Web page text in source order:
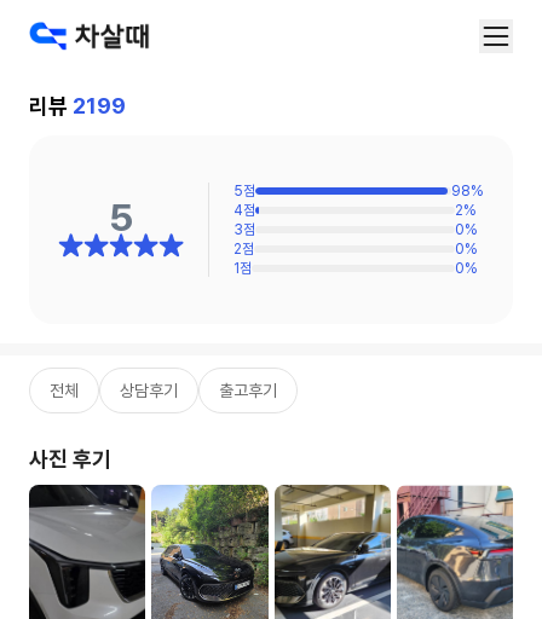
전체 상담후기 출고후기
리뷰 2199
5
1 점 0%
2점 0%
3점 0%
4점 2%
5점 98%
사진 후기